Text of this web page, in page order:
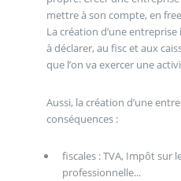
mettre à son compte, en
La création d’une
à déclarer, au fisc et aux
que l’on va exercer une
Aussi, la création d’une
conséquences :
fiscales : TVA, Impôt sur
professionnelle...